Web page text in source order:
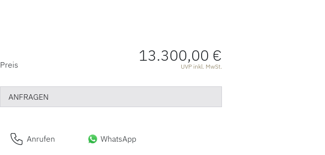
PREISINFORMATIONEN
Preis 13.300,00 €
UVP inkl. MwSt.
ANFRAGEN
Anrufen WhatsApp